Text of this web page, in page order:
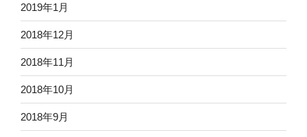
2019年1月
2018年12月
2018年11月
2018年10月
2018年9月